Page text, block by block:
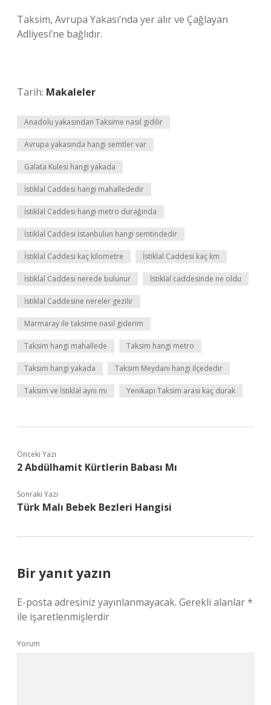
Taksim, Avrupa Yakası’nda yer alır ve Çağlayan
Adliyesi’ne bağlıdır.
Tarih: Makaleler
Anadolu yakasından Taksime nasıl gidilir
Avrupa yakasında hangi semtler var
Galata Kulesi hangi yakada
İstiklal Caddesi hangi mahallededir
İstiklal Caddesi hangi metro durağında
İstiklal Caddesi İstanbulun hangi semtindedir
İstiklal Caddesi kaç kilometre İstiklal Caddesi kaç km
İstiklal Caddesi nerede bulunur İstiklal caddesinde ne oldu
İstiklal Caddesine nereler gezilir
Marmaray ile taksime nasıl giderim
Taksim hangi mahallede Taksim hangi metro
Taksim hangi yakada Taksim Meydanı hangi ilçededir
Taksim ve İstiklal aynı mı Yenikapı Taksim arası kaç durak
Önceki Yazı
2 Abdülhamit Kürtlerin Babası Mı
Sonraki Yazı
Türk Malı Bebek Bezleri Hangisi
Bir yanıt yazın
E-posta adresiniz yayınlanmayacak. Gerekli alanlar*
ile işaretlenmişlerdir
Yorum